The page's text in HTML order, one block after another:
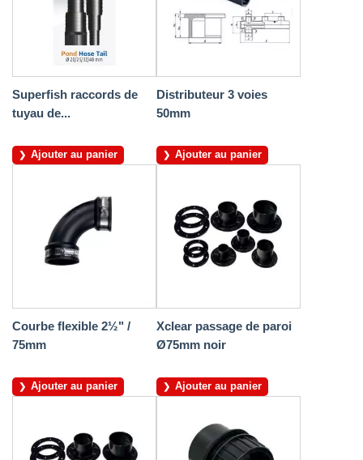
Superfish raccords de
tuyau de...
Ajouter au panier
Distributeur 3 voies
50mm
Ajouter au panier
Courbe flexible 2½" /
75mm
Ajouter au panier
Xclear passage de paroi
Ø75mm noir
Ajouter au panier